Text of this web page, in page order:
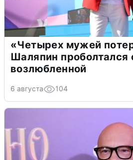
«Четырех мужей
Шаляпин проболтался
возлюбленной
6 августа 104